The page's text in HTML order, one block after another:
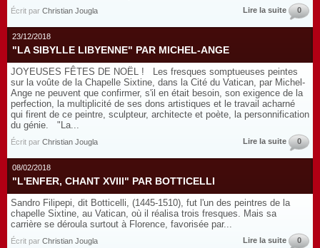
Écrit par Christian Jougla Lire la suite 0
23/12/2018
"LA SIBYLLE LIBYENNE" PAR MICHEL-ANGE
JOYEUSES FÊTES DE NOËL ! Les fresques somptueuses peintes
sur la voûte de la Chapelle Sixtine, dans la Cité du Vatican, par Michel-
Ange ne peuvent que confirmer, s'il en était besoin, son exigence de la
perfection, la multiplicité de ses dons artistiques et le travail acharné
qui firent de ce peintre, sculpteur, architecte et poète, la personnification
du génie. "La...
Écrit par Christian Jougla Lire la suite 0
08/02/2018
"L'ENFER, CHANT XVIII" PAR BOTTICELLI
Sandro Filipepi, dit Botticelli, (1445-1510), fut l'un des peintres de la
chapelle Sixtine, au Vatican, où il réalisa trois fresques. Mais sa
carrière se déroula surtout à Florence, favorisée par...
Écrit par Christian Jougla Lire la suite 0